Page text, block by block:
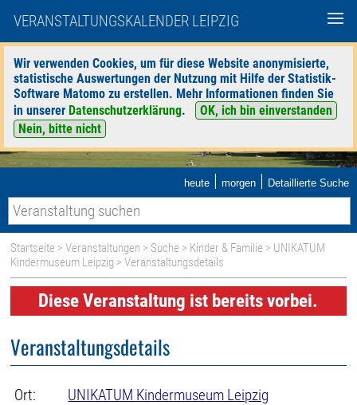
VERANSTALTUNGSKALENDER LEIPZIG
Wir verwenden Cookies, um für diese Website anonymisierte,
statistische Auswertungen der Nutzung mit Hilfe der Statistik-
Software Matomo zu erstellen. Mehr Informationen finden Sie
in unserer Datenschutzerklärung.
OK, ich bin einverstanden
Nein, bitte nicht
heute | morgen | Detaillierte Suche
Startseite >Veranstaltungen > Suche > Kinder & Familie > UNIKATUM
Kindermuseum Leipzig > Veranstaltungsdetails
Diese Veranstaltung ist bereits vorbei.
Veranstaltungsdetails
Ort:
UNIKATUM Kindermuseum Leipzig